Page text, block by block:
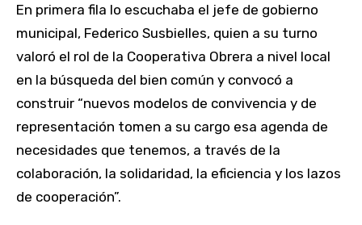
En primera fila lo escuchaba el jefe de gobierno
municipal, Federico Susbielles, quien a su turno
valoró el rol de la Cooperativa Obrera a nivel local
en la búsqueda del bien común y convocó a
construir “nuevos modelos de convivencia y de
representación tomen a su cargo esa agenda de
necesidades que tenemos, a través de la
colaboración, la solidaridad, la eficiencia y los lazos
de cooperación”.